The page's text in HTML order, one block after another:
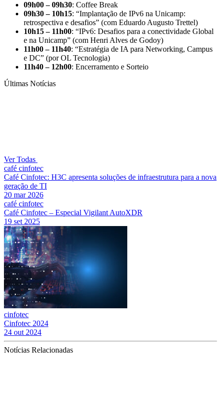
09h00 – 09h30: Coffee Break
09h30 – 10h15: “Implantação de IPv6 na Unicamp:
retrospectiva e desafios” (com Eduardo Augusto Trettel)
10h15 – 11h00: “IPv6: Desafios para a conectividade Global
e na Unicamp” (com Henri Alves de Godoy)
11h00 – 11h40: “Estratégia de IA para Networking, Campus
e DC” (por OL Tecnologia)
11h40 – 12h00: Encerramento e Sorteio
Últimas Notícias
Ver Todas
café cinfotec
Café Cinfotec: H3C apresenta soluções de infraestrutura para a nova
geração de TI
20 mar 2026
café cinfotec
Café Cinfotec – Especial Vigilant AutoXDR
19 set 2025
cinfotec
Cinfotec 2024
24 out 2024
Notícias Relacionadas